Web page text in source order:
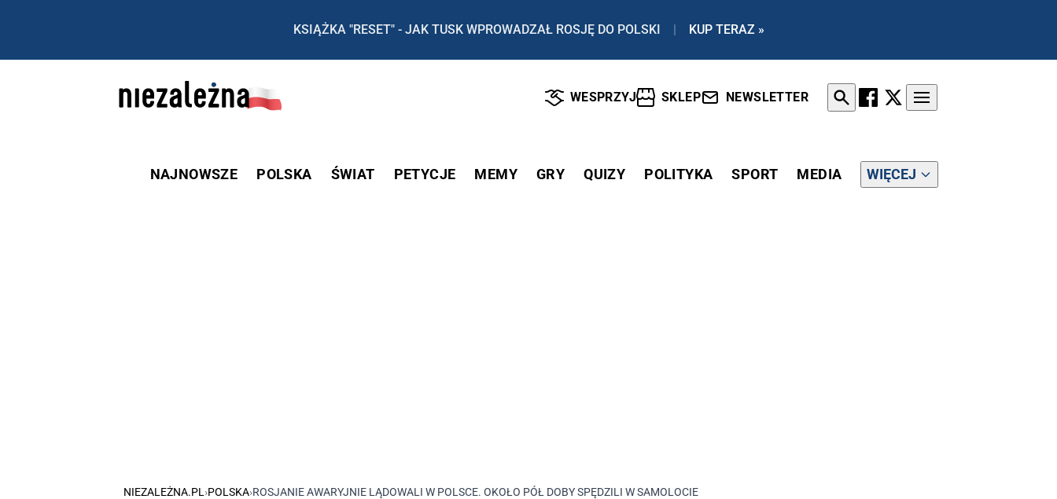
KSIĄŻKA "RESET" - JAK TUSK WPROWADZAŁ ROSJĘ DO POLSKI | KUP TERAZ »
WESPRZYJ SKLEP NEWSLETTER
NAJNOWSZE POLSKA ŚWIAT PETYCJE MEMY GRY QUIZY POLITYKA SPORT MEDIA WIĘCEJ
NIEZALEŻNA.PL ›POLSKA›ROSJANIE AWARYJNIE LĄDOWALI W POLSCE. OKOŁO PÓŁ DOBY SPĘDZILI W SAMOLOCIE